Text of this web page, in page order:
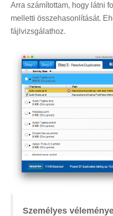
Arra számítottam, hogy látni
melletti összehasonlítását.
fájlvizsgálathoz.
Személyes